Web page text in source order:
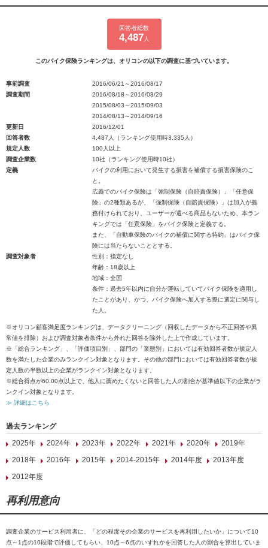
回答者総数
4,487 人
このバイク保険ランキングは、オリコンの以下の調査に基づいています。
事前調査
2016/06/21～2016/08/17
調査期間
2016/08/18～2016/08/29
2015/08/03～2015/09/03
2014/08/13～2014/09/16
更新日
2016/12/01
回答者数
4,487人（ランキング使用時3,335人）
規定人数
100人以上
調査企業数
10社（ランキング使用時10社）
定義
バイクの利用において発生する損害を補償する損害保険のこ
と。
広義でのバイク保険は「強制保険（自賠責保険）」「任意保
険」の2種類あるが、「強制保険（自賠責保険）」は加入が義
務付けられており、ユーザーが選べる商品もないため、本ラン
キングでは「任意保険」をバイク保険と定義する。
また、「自動車保険のバイクの補償に関する特約」はバイク保
険には当たらないこととする。
調査対象者
性別：指定なし
年齢：18歳以上
地域：全国
条件：過去5年以内に自分が運転していてバイク保険を適用し
たことがあり、かつ、バイク保険へ加入する際に選定に関与し
た人。
※オリコン顧客満足度ランキングは、データクリーニング（回収したデータから不正回答や異
常値を排除）および調査対象者条件から外れた回答を除外した上で作成しています。
※「総合ランキング」、「評価項目別」、部門の「業態別」においては有効回答者数が規定人
数を満たした企業のみランクイン対象となります。その他の部門においては有効回答者数が規
定人数の半数以上の企業がランクイン対象となります。
※総合得点が60.00点以上で、他人に薦めたくないと回答した人の割合が基準値以下の企業がラ
ンクイン対象となります。
≫ 詳細はこちら
過去ランキング
2025年
2024年 2023年 2022年 2021年 2020年
2019年
2018年
2016年 2015年 2014-2015年 2014年度
2013年度
2012年度
再利用意向
調査企業のサービス利用者に、「どの程度その企業のサービスを再利用したいか」について10
点～1点の10段階で評価してもらい、10点～6点のいずれかを回答した人の割合を算出していま